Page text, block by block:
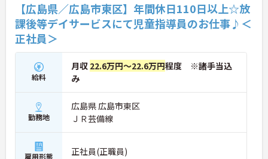
【広島県／広島市東区】年間休日110日以上☆放
課後等デイサービスにて児童指導員のお仕事♪＜
正社員＞
給料
月収 22.6万円～22.6万円程度 ※諸手当込
み
勤務地
広島県 広島市東区
ＪＲ芸備線
雇用形態 正社員(正職員)